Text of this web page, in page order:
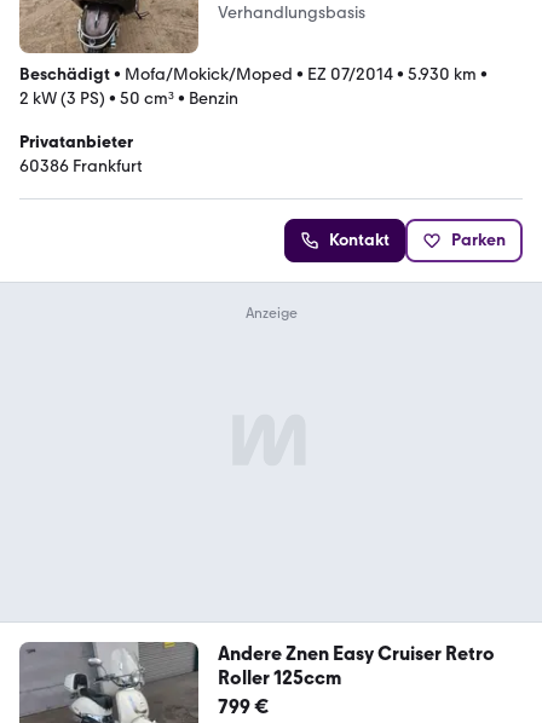
Verhandlungsbasis
Beschädigt• Mofa/Mokick/Moped • EZ 07/2014• 5.930 km •
2 kW (3 PS) • 50 cm³• Benzin
Privatanbieter
60386 Frankfurt
Kontakt Parken
Andere Znen Easy Cruiser Retro
Roller 125ccm
799 €